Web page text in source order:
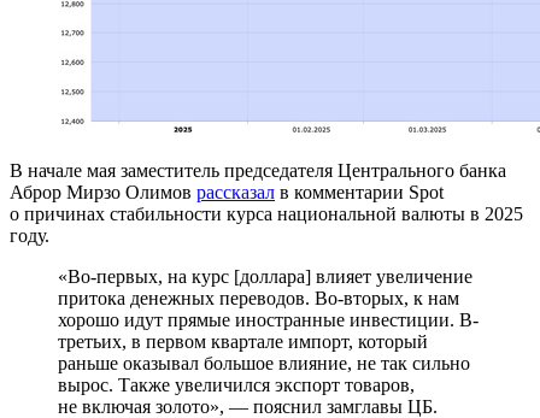
В начале мая заместитель председателя Центрального банка
Аброр Мирзо Олимов рассказал в комментарии Spot
о причинах стабильности курса национальной валюты в 2025
году.
«Во-первых, на курс [доллара] влияет увеличение
притока денежных переводов. Во-вторых, к нам
хорошо идут прямые иностранные инвестиции. В-
третьих, в первом квартале импорт, который
раньше оказывал большое влияние, не так сильно
вырос. Также увеличился экспорт товаров,
не включая золото», — пояснил замглавы ЦБ.